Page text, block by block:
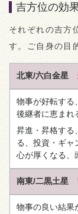
吉方位の効
それぞれの吉方
す。ご自身の目
北東/六白金星
物事が好転する
後継者に恵まれ
昇進・昇格する
る、投資・ギャ
心が厚くなる、
南東/二黒土星
物事の良い結果